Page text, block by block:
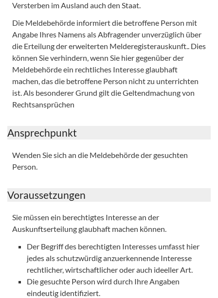
Versterben im Ausland auch den Staat.
Die Meldebehörde informiert die betroffene Person mit
Angabe Ihres Namens als Abfragender unverzüglich über
die Erteilung der erweiterten Melderegisterauskunft.. Dies
können Sie verhindern, wenn Sie hier gegenüber der
Meldebehörde ein rechtliches Interesse glaubhaft
machen, das die betroffene Person nicht zu unterrichten
ist. Als besonderer Grund gilt die Geltendmachung von
Rechtsansprüchen
Ansprechpunkt
Wenden Sie sich an die Meldebehörde der gesuchten
Person.
Voraussetzungen
Sie müssen ein berechtigtes Interesse an der
Auskunftserteilung glaubhaft machen können.
Der Begriff des berechtigten Interesses umfasst hier
jedes als schutzwürdig anzuerkennende Interesse
rechtlicher, wirtschaftlicher oder auch ideeller Art.
Die gesuchte Person wird durch Ihre Angaben
eindeutig identifiziert.